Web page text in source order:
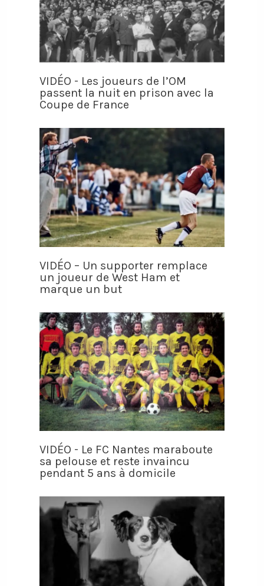
VIDÉO - Les joueurs de l’OM
passent la nuit en prison avec la
Coupe de France
VIDÉO – Un supporter remplace
un joueur de West Ham et
marque un but
VIDÉO - Le FC Nantes maraboute
sa pelouse et reste invaincu
pendant 5 ans à domicile